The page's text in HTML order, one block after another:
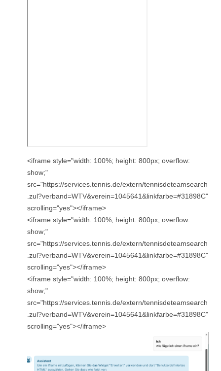
<iframe style="width: 100%; height: 800px; overflow:
show;"
src="https://services.tennis.de/extern/tennisdeteamsearch
.zul?verband=WTV&verein=1045641&linkfarbe=#31898C"
scrolling="yes"></iframe>
<iframe style="width: 100%; height: 800px; overflow:
show;"
src="https://services.tennis.de/extern/tennisdeteamsearch
.zul?verband=WTV&verein=1045641&linkfarbe=#31898C"
scrolling="yes"></iframe>
<iframe style="width: 100%; height: 800px; overflow:
show;"
src="https://services.tennis.de/extern/tennisdeteamsearch
.zul?verband=WTV&verein=1045641&linkfarbe=#31898C"
scrolling="yes"></iframe>